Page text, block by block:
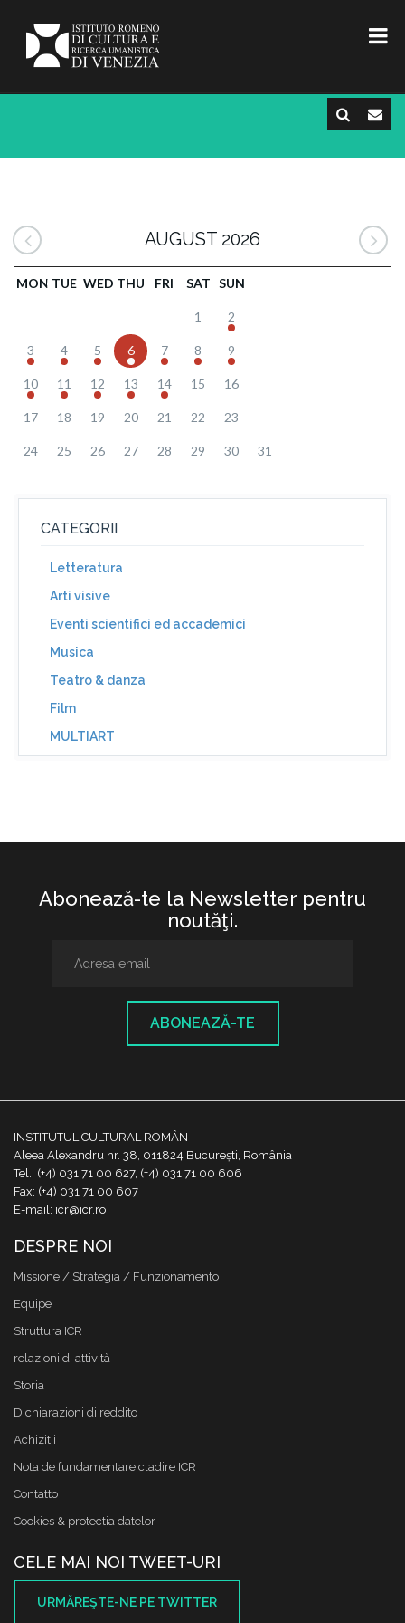
AUGUST 2026
MON TUE WED THU FRI SAT SUN
1 2
3 4 5 6 7 8 9
10 11 12 13 14 15 16
17 18 19 20 21 22 23
24 25 26 27 28 29 30 31
CATEGORII
Letteratura
Arti visive
Eventi scientifici ed accademici
Musica
Teatro & danza
Film
MULTIART
Abonează-te la Newsletter pentru
noutăţi.
ABONEAZĂ-TE
INSTITUTUL CULTURAL ROMÂN
Aleea Alexandru nr. 38, 011824 București, România
Tel.: (+4) 031 71 00 627, (+4) 031 71 00 606
Fax: (+4) 031 71 00 607
E-mail: icr@icr.ro
DESPRE NOI
Missione / Strategia / Funzionamento
Equipe
Struttura ICR
relazioni di attività
Storia
Dichiarazioni di reddito
Achizitii
Nota de fundamentare cladire ICR
Contatto
Cookies & protectia datelor
CELE MAI NOI TWEET-URI
URMĂREŞTE-NE PE TWITTER